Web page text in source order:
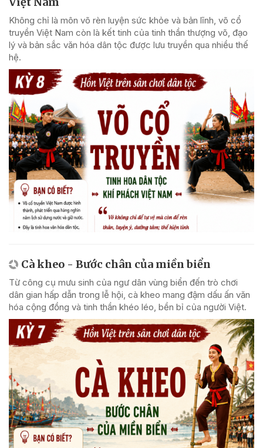
Không chỉ là môn võ rèn luyện sức khỏe và bản lĩnh, võ cổ
truyền Việt Nam còn là kết tinh của tinh thần thượng võ, đạo
lý và bản sắc văn hóa dân tộc được lưu truyền qua nhiều thế
hệ.
Cà kheo - Bước chân của miền biển
Từ công cụ mưu sinh của ngư dân vùng biển đến trò chơi
dân gian hấp dẫn trong lễ hội, cà kheo mang đậm dấu ấn văn
hóa cộng đồng và tinh thần khéo léo, bền bỉ của người Việt.